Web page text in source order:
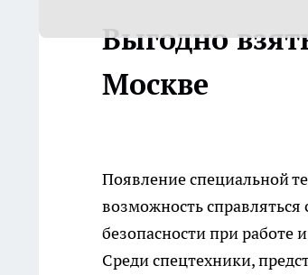
Выгодно
Москве
Появление специальной
возможность
безопасности при работе
Среди спецтехники,